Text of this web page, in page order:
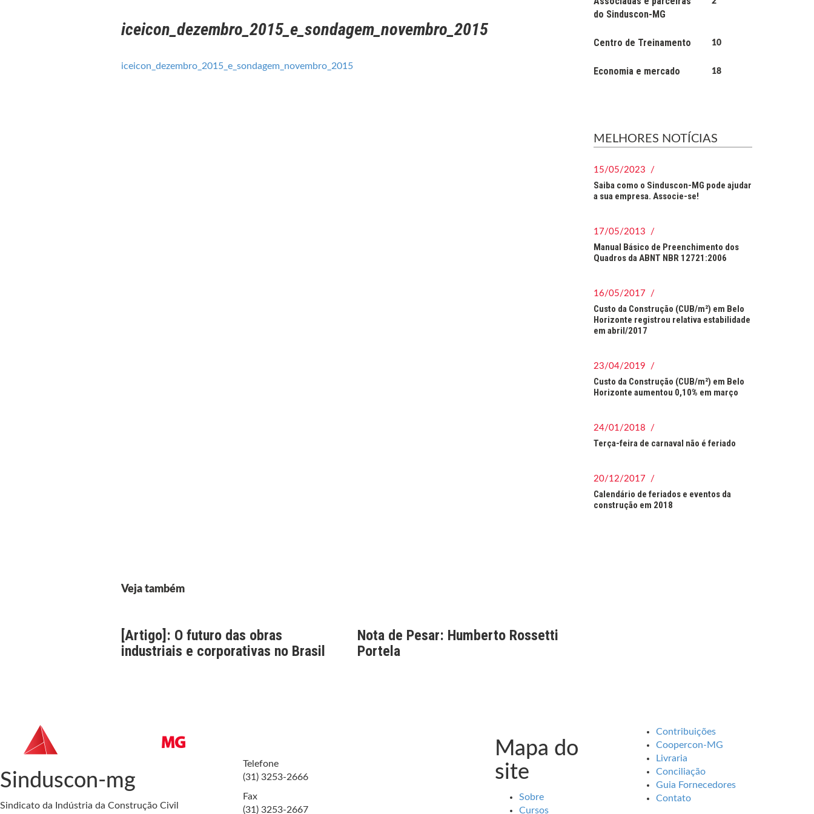
iceicon_dezembro_2015_e_sondagem_novembro_2015
iceicon_dezembro_2015_e_sondagem_novembro_2015
do Sinduscon-MG
Centro de Treinamento 10
Economia e mercado 18
MELHORES NOTÍCIAS
15/05/2023 /
Saiba como o Sinduscon-MG pode ajudar
a sua empresa. Associe-se!
17/05/2013 /
Manual Básico de Preenchimento dos
Quadros da ABNT NBR 12721:2006
16/05/2017 /
Custo da Construção (CUB/m²) em Belo
Horizonte registrou relativa estabilidade
em abril/2017
23/04/2019 /
Custo da Construção (CUB/m²) em Belo
Horizonte aumentou 0,10% em março
24/01/2018 /
Terça-feira de carnaval não é feriado
20/12/2017 /
Calendário de feriados e eventos da
construção em 2018
Veja também
[Artigo]: O futuro das obras
industriais e corporativas no Brasil
Nota de Pesar: Humberto Rossetti
Portela
Sinduscon-mg
Sindicato da Indústria da Construção Civil
Telefone
(31) 3253-2666
Fax
(31) 3253-2667
Mapa do
site
Sobre
Cursos
Contribuições
Coopercon-MG
Livraria
Conciliação
Guia Fornecedores
Contato